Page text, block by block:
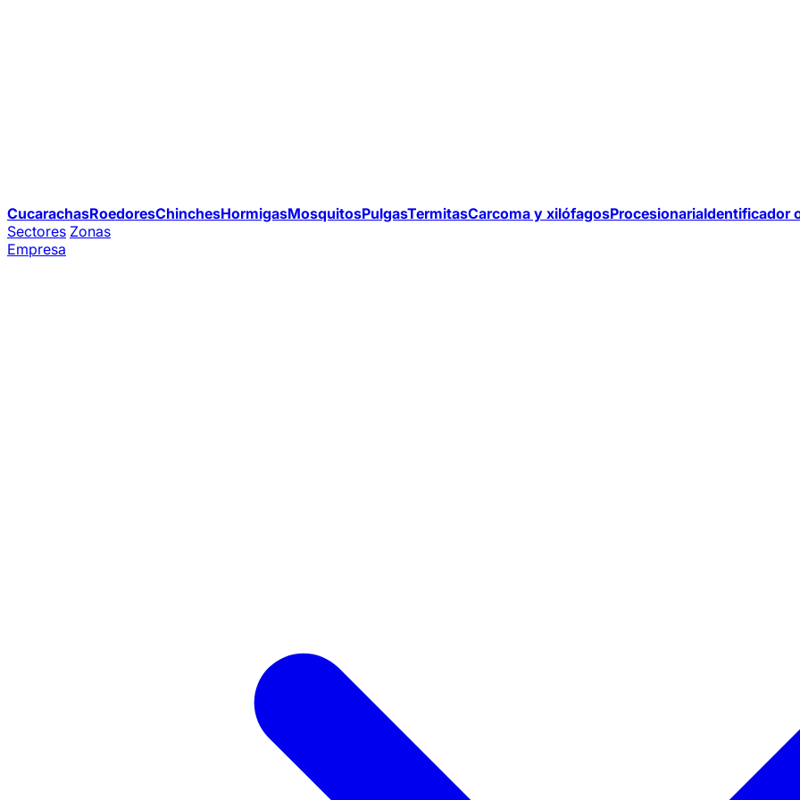
CucarachasRoedoresChinchesHormigasMosquitosPulgasTermitasCarcoma y xilófagosProcesionariaIdentificador
Sectores Zonas
Empresa